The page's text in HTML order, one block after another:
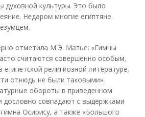
духовной культуры. Это было
Недаром многие египтяне
отметила М.Э. Матье: «Гимны
считаются совершенно особым,
религиозной литературе,
отнюдь не были таковыми».
обороты в приведенном
дословно совпадают с выдержками
Осирису, а также «Большого